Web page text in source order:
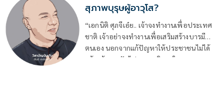
สุภาพบุรุษผู้อาวุโส?
“เอกนิติ ศุภจีเอ๋ย.. เจ้าจงทำงานเพื่อประเทศ
ชาติ เจ้าอย่าจงทำงานเพื่อเสริมสร้างบารมี
ตนเอง นอกจากแก้ปัญหาให้ประชาชนไม่ได้
แล้ว เจ้าจงกลับไปดูการบริหารในกระทรวง